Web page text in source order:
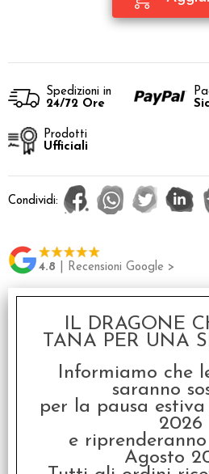
Spedizioni in
24/72 Ore
Prodotti
Ufficiali
Condividi:
4.8 | Recensioni Google >
Servizi
Stampa
Descrizione
Gioco da tavolo in inglese
IL DRAGONE
TANA PER UNA
Informiamo che
saranno
per la pausa
2026
e
Agosto